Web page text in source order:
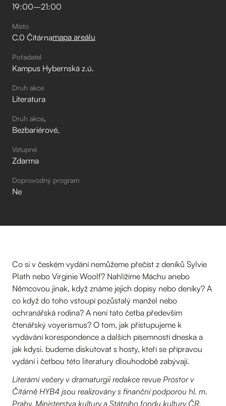
19:00–⁠21:00
Místo
C.0 Čítárnamapa areálu
Pořadatel
Kampus Hybernská z.ú.
Druh akce
Literatura
Druh akce
Bezbariérové
Vstupné
Zdarma
Doprovodný program
Ne
Co si v českém vydání nemůžeme přečíst z deníků Sylvie
Plath nebo Virginie Woolf? Nahlížíme Máchu anebo
Němcovou jinak, když známe jejich dopisy nebo deníky? A
co když do toho vstoupí pozůstalý manžel nebo
ochranářská rodina? A není tato četba především
čtenářský voyerismus? O tom, jak přistupujeme k
vydávání korespondence a dalších písemností dneska a
jak kdysi. budeme diskutovat s hosty, kteří se přípravou
vydání i četbou této literatury dlouhodobě zabývají.
Literární večery v dramaturgii redakce revue Prostor v
Čítárně HYB4 jsou realizovány s finanční podporou hl. m.
Prahy, Ministerstva kultury a Státního fondu kultury ČR.